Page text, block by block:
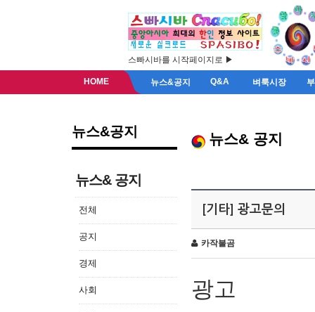
스빠시바를 시작페이지로 ▶
HOME 뉴스&공지 Q&A 벼룩시장
뉴스&공지
뉴스& 공지
전체
공지
경제
사회
뉴스& 공지
[기타] 광고문의
카작불곰
광고